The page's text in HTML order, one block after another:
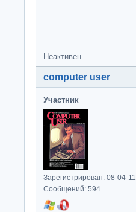
Неактивен
computer user
Участник
Зарегистрирован: 08-04-11
Сообщений: 594